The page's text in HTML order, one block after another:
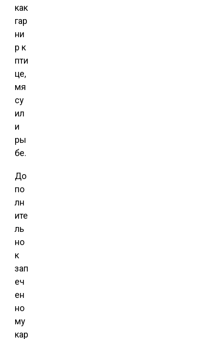
как
гар
ни
р к
пти
це,
мя
су
ил
и
ры
бе.
До
по
лн
ите
ль
но
к
зап
еч
ен
но
му
кар